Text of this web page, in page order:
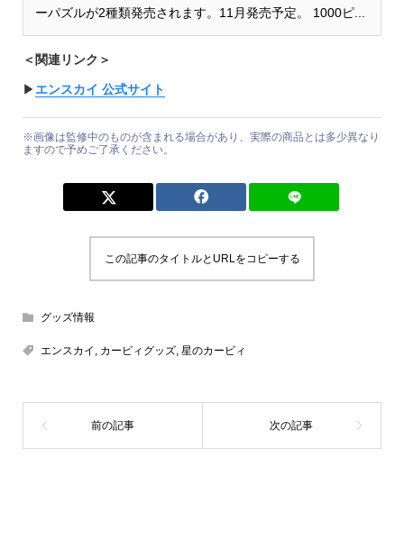
ーパズルが2種類発売されます。11月発売予定。 1000ピ...
＜関連リンク＞
▶︎ エンスカイ 公式サイト
※画像は監修中のものが含まれる場合があり、実際の商品とは多少異なり
ますので予めご了承ください。
この記事のタイトルとURLをコピーする
グッズ情報
エンスカイ , カービィグッズ, 星のカービィ